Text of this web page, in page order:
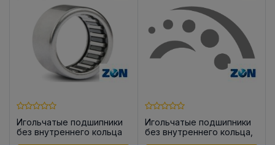
Игольчатые подшипники
без внутреннего кольца
Игольчатые подшипники
без внутреннего кольца,